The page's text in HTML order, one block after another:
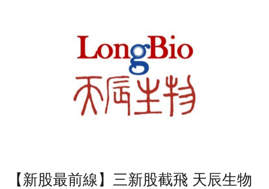
【新股最前線】三新股截飛 天辰生物